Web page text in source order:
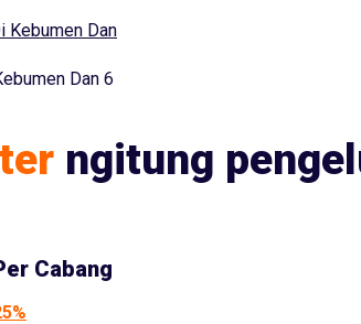
Dan 6
ngitung
Cabang